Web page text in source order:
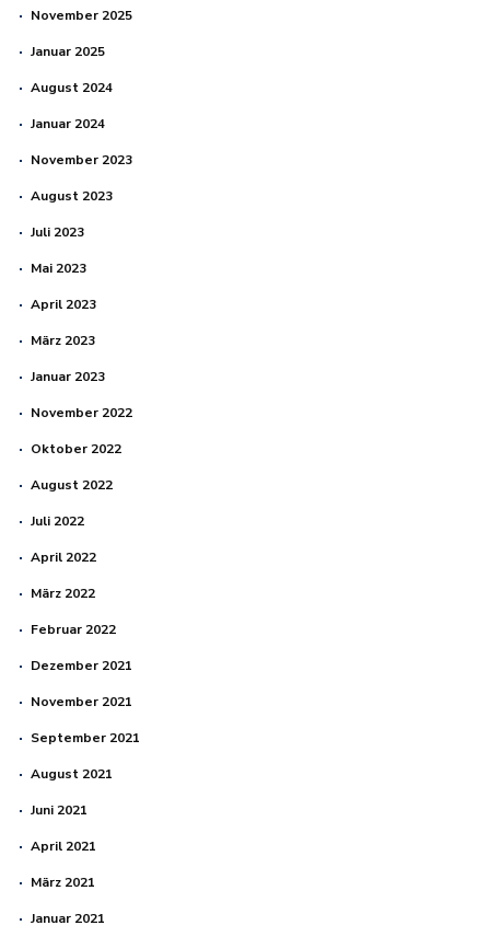
November 2025
Januar 2025
August 2024
Januar 2024
November 2023
August 2023
Juli 2023
Mai 2023
April 2023
März 2023
Januar 2023
November 2022
Oktober 2022
August 2022
Juli 2022
April 2022
März 2022
Februar 2022
Dezember 2021
November 2021
September 2021
August 2021
Juni 2021
April 2021
März 2021
Januar 2021